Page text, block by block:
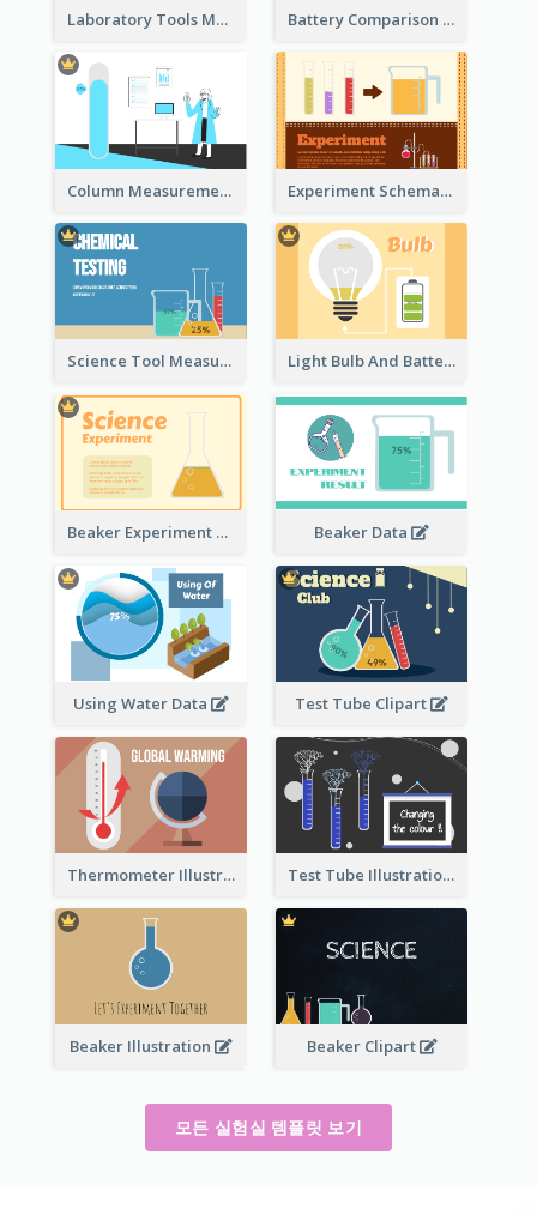
Laboratory Tools Measurement And Comparison Battery Comparison Schematic Diagram
Column Measurement Clipart Experiment Schematic Diagram
Science Tool Measurement Light Bulb And Battery Schematic Diagram
Beaker Experiment Data Beaker Data
Using Water Data Test Tube Clipart
Thermometer Illustration Test Tube Illustration
Beaker Illustration Beaker Clipart
모든 실험실 템플릿 보기